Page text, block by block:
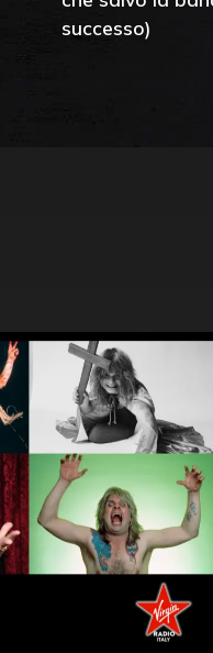
successo)